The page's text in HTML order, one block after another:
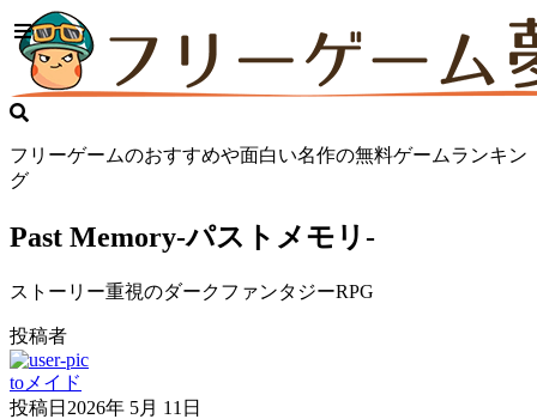
フリーゲームのおすすめや面白い名作の無料ゲームランキン
グ
Past Memory-パストメモリ-
ストーリー重視のダークファンタジーRPG
投稿者
toメイド
投稿日 2026年 5月 11日